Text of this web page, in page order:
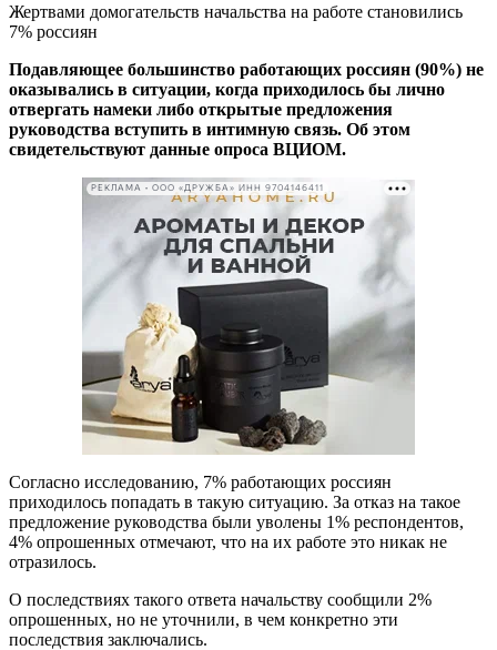
Жертвами домогательств начальства на работе становились
7% россиян
Подавляющее большинство работающих россиян (90%) не
оказывались в ситуации, когда приходилось бы лично
отвергать намеки либо открытые предложения
руководства вступить в интимную связь. Об этом
свидетельствуют данные опроса ВЦИОМ.
РЕКЛАМА • ООО «ДРУЖБА» ИНН 9704146411
Согласно исследованию, 7% работающих россиян
приходилось попадать в такую ситуацию. За отказ на такое
предложение руководства были уволены 1% респондентов,
4% опрошенных отмечают, что на их работе это никак не
отразилось.
О последствиях такого ответа начальству сообщили 2%
опрошенных, но не уточнили, в чем конкретно эти
последствия заключались.